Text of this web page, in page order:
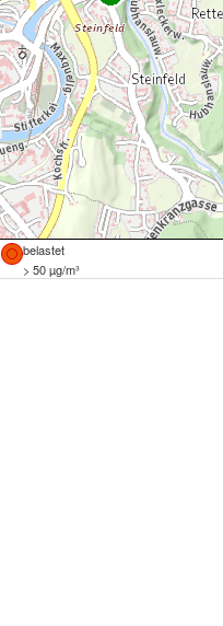
belastet
> 50 µg/m³